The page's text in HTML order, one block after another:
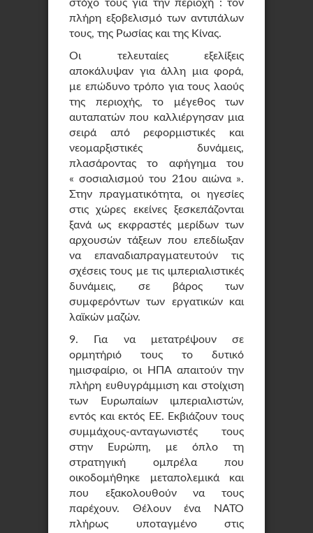
στόχο τους για την περιοχή : τον
πλήρη εξοβελισμό των αντιπάλων
τους, της Ρωσίας και της Κίνας.
Οι τελευταίες εξελίξεις
αποκάλυψαν για άλλη μια φορά,
με επώδυνο τρόπο για τους λαούς
της περιοχής, το μέγεθος των
αυταπατών που καλλιέργησαν μια
σειρά από ρεφορμιστικές και
νεομαρξιστικές δυνάμεις,
πλασάροντας το αφήγημα του
« σοσιαλισμού του 21ου αιώνα ».
Στην πραγματικότητα, οι ηγεσίες
στις χώρες εκείνες ξεσκεπάζονται
ξανά ως εκφραστές μερίδων των
αρχουσών τάξεων που επεδίωξαν
να επαναδιαπραγματευτούν τις
σχέσεις τους με τις ιμπεριαλιστικές
δυνάμεις, σε βάρος των
συμφερόντων των εργατικών και
λαϊκών μαζών.
9. Για να μετατρέψουν σε
ορμητήριό τους το δυτικό
ημισφαίριο, οι ΗΠΑ απαιτούν την
πλήρη ευθυγράμμιση και στοίχιση
των Ευρωπαίων ιμπεριαλιστών,
εντός και εκτός ΕΕ. Εκβιάζουν τους
συμμάχους-ανταγωνιστές τους
στην Ευρώπη, με όπλο τη
στρατηγική ομπρέλα που
οικοδομήθηκε μεταπολεμικά και
που εξακολουθούν να τους
παρέχουν. Θέλουν ένα ΝΑΤΟ
πλήρως υποταγμένο στις